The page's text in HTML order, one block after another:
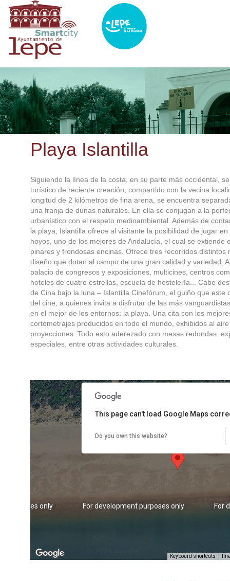
Pasar
contenido
principal
Playa Islantilla
Siguiendo la línea de la costa, en su parte más occidental,
turístico de reciente creación, compartido con la vecina
longitud de 2 kilómetros de fina arena, se encuentra
una franja de dunas naturales. En ella se conjugan a la
urbanístico con el respeto medioambiental. Además de
la playa, Islantilla ofrece al visitante la posibilidad de jugar
hoyos, uno de los mejores de Andalucía, el cual se extiende
pinares y frondosas encinas. Ofrece tres recorridos distintos
diseño que dotan al campo de una gran calidad y variedad.
palacio de congresos y exposiciones, multicines, centros
hoteles de cuatro estrellas, escuela de hostelería... Cabe
de Cina bajo la luna – Islantilla Cinefórum, el guiño que este
del cine, a quienes invita a disfrutar de las más
en el mejor de los entornos: la playa. Una cita con los
cortometrajes producidos en todo el mundo, exhibidos al
proyecciones. Todo esto aderezado con mesas redondas,
especiales, entre otras actividades culturales.
For development purposes only
purposes only For
Keyboard shortcuts
This page can't load Google Maps
Do you own this website?